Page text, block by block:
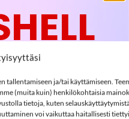
tallentamiseen ja/tai käyttämiseen.
(muita kuin) henkilökohtaisia
tietoja, kuten
voi vaikuttaa haitallisesti
Blue
SOFTSHELL15